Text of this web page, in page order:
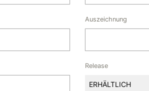
Auszeichnung
Release
ERHÄLTLICH